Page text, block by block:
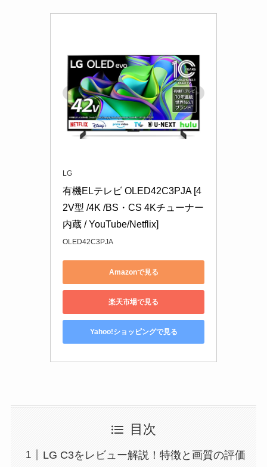
LG
有機ELテレビ OLED42C3PJA [4
2V型 /4K /BS・CS 4Kチューナー
内蔵 / YouTube/Netflix]
OLED42C3PJA
Amazonで見る
楽天市場で見る
Yahoo!ショッピングで見る
目次
LG C3をレビュー解説！特徴と画質の評価